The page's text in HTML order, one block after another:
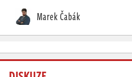
Marek Čabák